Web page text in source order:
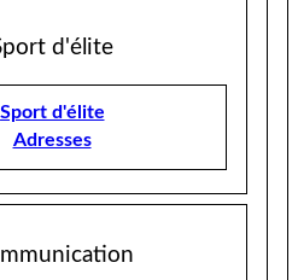
d'élite
Sport d'élite
Adresses